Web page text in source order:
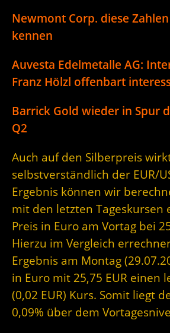
Newmont Corp. diese
kennen
Auvesta Edelmetalle AG:
Franz Hölzl offenbart
Barrick Gold wieder in Spur
Q2
Auch auf den Silberpreis
selbstverständlich der EUR/
Ergebnis können wir
mit den letzten Tageskursen
Preis in Euro am Vortag bei
Hierzu im Vergleich
Ergebnis am Montag
in Euro mit 25,75 EUR einen
(0,02 EUR) Kurs. Somit liegt
0,09% über dem